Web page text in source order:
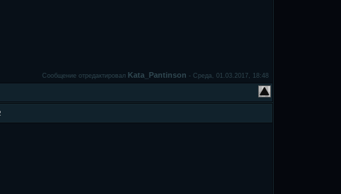
Сообщение отредактировал Kata_Pantinson - Среда, 01.03.2017, 18:48